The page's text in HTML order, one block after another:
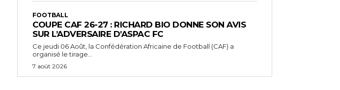
FOOTBALL
COUPE CAF 26-27 : RICHARD BIO DONNE SON AVIS
SUR L’ADVERSAIRE D’ASPAC FC
‎Ce jeudi 06 Août, la Confédération Africaine de Football (CAF) a
organisé le tirage...
7 août 2026